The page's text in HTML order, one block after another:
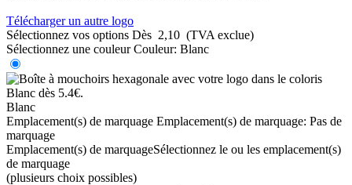
Télécharger un autre logo
Sélectionnez vos options Dès 2,10 (TVA exclue)
Sélectionnez une couleur Couleur: Blanc
Blanc
Emplacement(s) de marquage Emplacement(s) de marquage: Pas de
marquage
Emplacement(s) de marquageSélectionnez le ou les emplacement(s)
de marquage
(plusieurs choix possibles)